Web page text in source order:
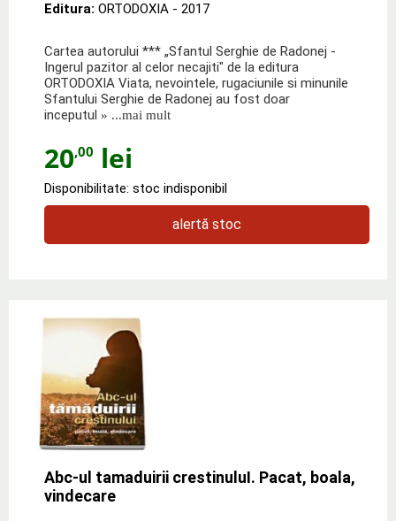
Editura: ORTODOXIA - 2017
Cartea autorului *** „Sfantul Serghie de Radonej -
Ingerul pazitor al celor necajiti" de la editura
ORTODOXIA Viata, nevointele, rugaciunile si minunile
Sfantului Serghie de Radonej au fost doar
inceputul » ...mai mult
20,00 lei
Disponibilitate: stoc indisponibil
alertă stoc
Abc-ul tamaduirii crestinuluI. Pacat, boala,
vindecare